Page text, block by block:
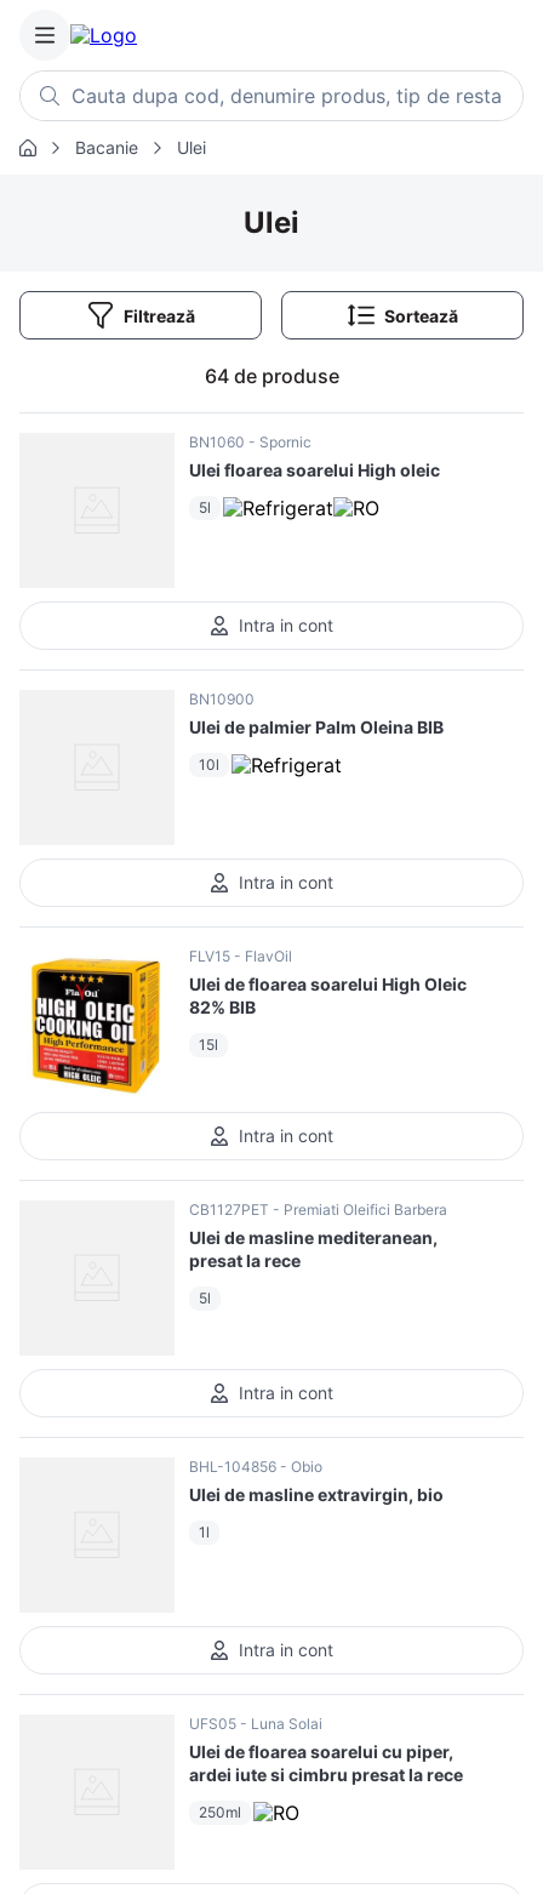
Cauta dupa cod, denumire produs, tip de restaurant,
Căutări populare
chifle
croissant
Bacanie Ulei
Ulei
Filtrează
64 de produse
BN1060 Spornic
Ulei floarea soarelui High oleic
5l
Intra in cont
BN10900
Ulei de palmier Palm Oleina BIB
10l
Intra in cont
FLV15 FlavOil
Ulei de floarea soarelui High Oleic
82% BIB
15l
Intra in cont
CB1127PET Premiati Oleifici Barbera
Ulei de masline mediteranean,
presat la rece
5l
Intra in cont
BHL-104856 Obio
Ulei de masline extravirgin, bio
1l
Intra in cont
UFS05 Luna Solai
Ulei de floarea soarelui cu piper,
ardei iute si cimbru presat la rece
250ml